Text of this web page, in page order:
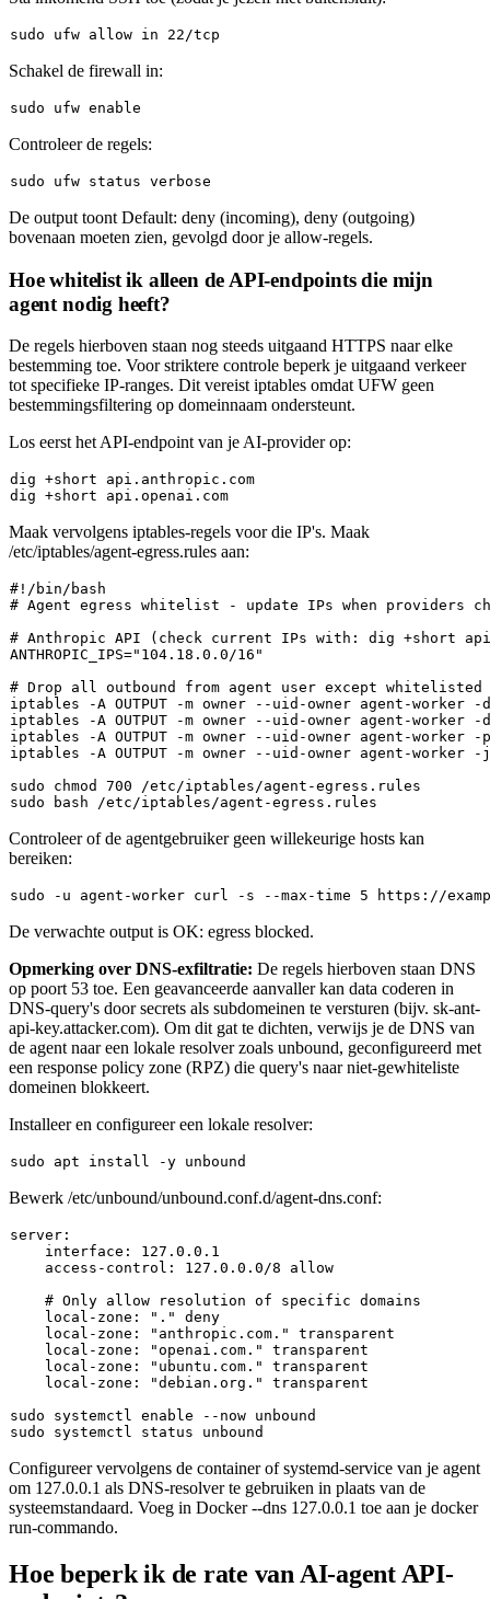
sudo ufw allow in
Schakel de firewall in:
sudo ufw enable
Controleer de regels:
sudo
De output toont Default: deny (incoming), deny (outgoing)
bovenaan moeten zien, gevolgd door je allow-regels.
Hoe whitelist ik alleen de API-endpoints die mijn
agent nodig heeft?
De regels hierboven staan nog steeds uitgaand HTTPS naar elke
bestemming toe. Voor striktere controle beperk je uitgaand verkeer
tot specifieke IP-ranges. Dit vereist iptables omdat UFW geen
bestemmingsfiltering op domeinnaam ondersteunt.
Los eerst het API-endpoint van je AI-provider op:
dig +short api.anthropic.com
Maak vervolgens iptables-regels voor die IP's. Maak
/etc/iptables/agent-egress.rules aan:
#!/bin/bash
# Agent egress whitelist - update IPs when providers
# Anthropic API (check current IPs with: dig +short
ANTHROPIC_IPS="104.18.0.0/16"
# Drop all outbound from agent user except
iptables -A OUTPUT -m owner --uid-owner agent-worker
iptables -A OUTPUT -m owner --uid-owner agent-worker -
iptables -A OUTPUT -m owner --uid-owner agent-worker
sudo chmod
sudo
Controleer of de agentgebruiker geen willekeurige hosts kan
bereiken:
sudo -u agent-worker curl -s --max-time 5 https://
De verwachte output is OK: egress blocked.
Opmerking over DNS-exfiltratie: De regels hierboven staan DNS
op poort 53 toe. Een geavanceerde aanvaller kan data coderen in
DNS-query's door secrets als subdomeinen te versturen (bijv. sk-ant-
api-key.attacker.com). Om dit gat te dichten, verwijs je de DNS van
de agent naar een lokale resolver zoals unbound, geconfigureerd met
een response policy zone (RPZ) die query's naar niet-gewhiteliste
domeinen blokkeert.
Installeer en configureer een lokale resolver:
sudo
Bewerk /etc/unbound/unbound.conf.d/agent-dns.conf:
server:
    interface:
127.0 . 0 . 1
    access-control:
127.0 . 0 . 0/8 allow
# Only allow resolution of specific domains
local -zone: "."
deny
local -zone: "anthropic.com."
transparent
local -zone: "openai.com."
transparent
local -zone: "ubuntu.com."
transparent
local -zone: "debian.org."
sudo systemctl enable
sudo
Configureer vervolgens de container of systemd-service van je agent
om 127.0.0.1 als DNS-resolver te gebruiken in plaats van de
systeemstandaard. Voeg in Docker--dns 127.0.0.1 toe aan je docker
run-commando.
Hoe beperk ik de rate van AI-agent API-